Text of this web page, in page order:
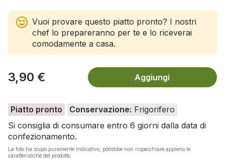
Vuoi provare questo piatto pronto? I nostri
chef lo prepareranno per te e lo riceverai
comodamente a casa.
3,90 € Aggiungi
Piatto pronto Conservazione: Frigorifero
Si consiglia di consumare entro 6 giorni dalla data di
confezionamento.
La foto ha scopo puramente indicativo, potrebbe non rispecchiare appieno le
caratteristiche del prodotto.